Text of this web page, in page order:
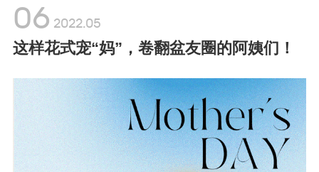
06 2022.05
这样花式宠“妈”，卷翻盆友圈的阿姨们！